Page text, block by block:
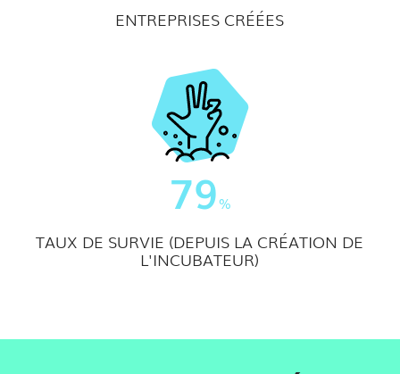
ENTREPRISES CRÉÉES
79%
TAUX DE SURVIE (DEPUIS LA CRÉATION DE
L'INCUBATEUR)